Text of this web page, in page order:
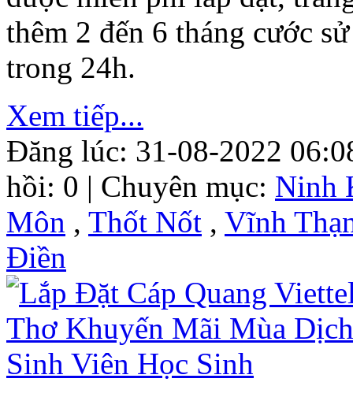
thêm 2 đến 6 tháng cước
trong 24h.
Xem tiếp...
Đăng lúc: 31-08-2022
hồi: 0 | Chuyên mục: Ninh
Môn , Thốt Nốt , Vĩnh
Điền